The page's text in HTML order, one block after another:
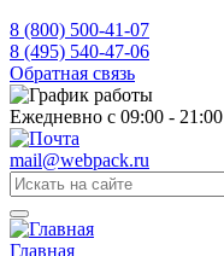
8 (800) 500-41-07
8 (495) 540-47-06
Обратная связь
Ежедневно с 09:00 - 21:00
mail@webpack.ru
Главная